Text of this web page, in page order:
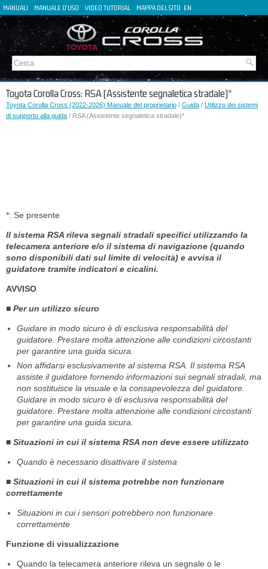
MANUALI MANUALE D'USO VIDEO TUTORIAL MAPPA DEL SITO EN
FR
DE
Toyota Corolla Cross: RSA (Assistente segnaletica stradale)*
Toyota Corolla Cross (2022-2026) Manuale del proprietario / Guida / Utilizzo dei sistemi
di supporto alla guida / RSA (Assistente segnaletica stradale)*
*: Se presente
Il sistema RSA rileva segnali stradali specifici utilizzando la
telecamera anteriore e/o il sistema di navigazione (quando
sono disponibili dati sul limite di velocità) e avvisa il
guidatore tramite indicatori e cicalini.
AVVISO
■ Per un utilizzo sicuro
Guidare in modo sicuro è di esclusiva responsabilità del
guidatore. Prestare molta attenzione alle condizioni circostanti
per garantire una guida sicura.
Non affidarsi esclusivamente al sistema RSA. Il sistema RSA
assiste il guidatore fornendo informazioni sui segnali stradali, ma
non sostituisce la visuale e la consapevolezza del guidatore.
Guidare in modo sicuro è di esclusiva responsabilità del
guidatore. Prestare molta attenzione alle condizioni circostanti
per garantire una guida sicura.
■ Situazioni in cui il sistema RSA non deve essere utilizzato
Quando è necessario disattivare il sistema
■ Situazioni in cui il sistema potrebbe non funzionare
correttamente
Situazioni in cui i sensori potrebbero non funzionare
correttamente
Funzione di visualizzazione
Quando la telecamera anteriore rileva un segnale o le